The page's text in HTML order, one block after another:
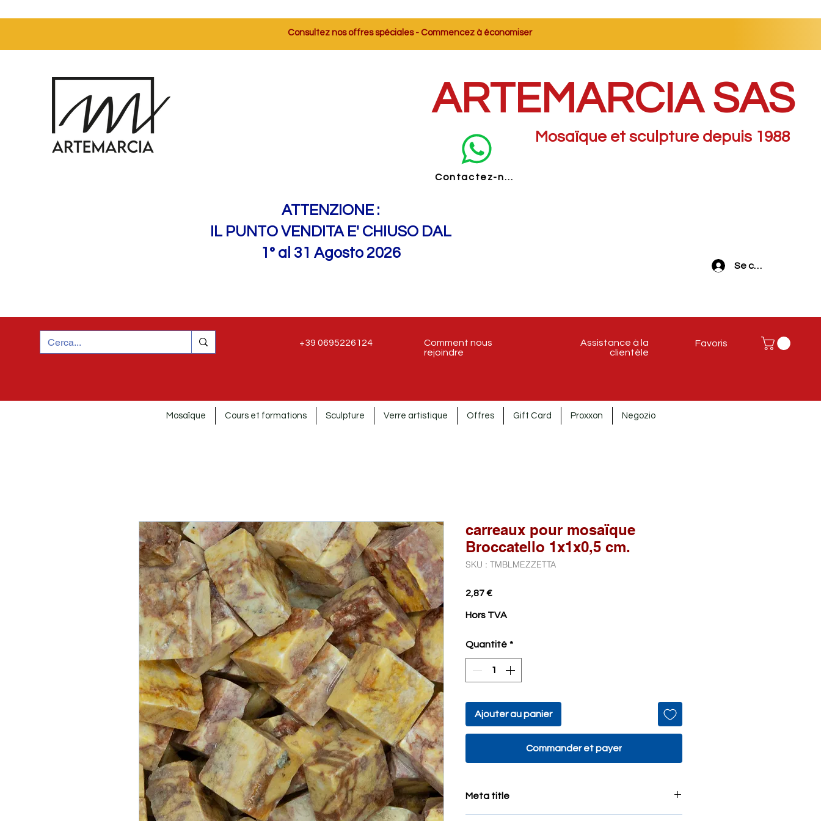
Consultez nos offres spéciales - Commencez à économiser
ARTEMARCIA SAS
Contactez-nous
Mosaïque et sculpture depuis 1988
ATTENZIONE :
IL PUNTO VENDITA E' CHIUSO DAL
1° al 31 Agosto 2026
Favoris
Se connecter
+39 0695226124
Comment nous
rejoindre
Assistance à la
clientèle
Mosaïque Cours et formations Sculpture Verre artistique Offres Gift Card Proxxon Negozio
carreaux pour mosaïque
Broccatello 1x1x0,5 cm.
SKU : TMBLMEZZETTA
2,87 €Prix
Hors TVA
Quantité *
Ajouter au panier
Commander et payer
Meta title